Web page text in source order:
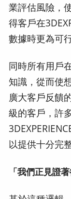
業評估風險，
得客戶在
數據時更為可行
同時所有用戶
知識，從而使
廣大客戶反饋
級的客戶，許
以提供十分完
「我們正見證